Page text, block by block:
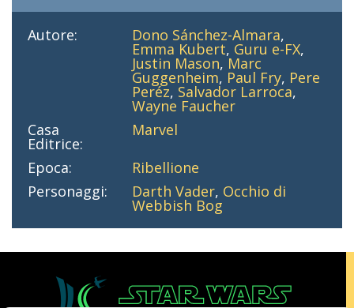
Autore: Dono Sánchez-Almara,
Emma Kubert, Guru e-FX,
Justin Mason, Marc
Guggenheim, Paul Fry, Pere
Peréz, Salvador Larroca,
Wayne Faucher
Casa
Editrice:
Marvel
Epoca:
Ribellione
Personaggi:
Darth Vader, Occhio di
Webbish Bog